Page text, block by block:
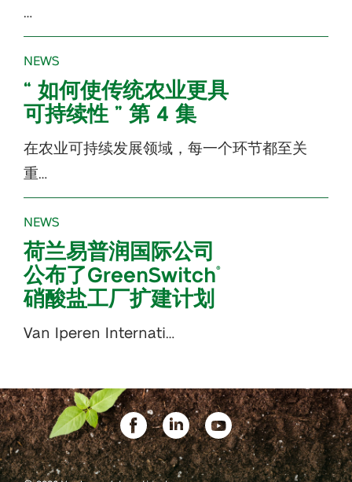
NEWS
“ 如何使传统农业更具
可持续性 ” 第 4 集
在农业可持续发展领域，每一个环节都至关
重…
NEWS
荷兰易普润国际公司
公布了GreenSwitch®
硝酸盐工厂扩建计划
Van Iperen Internati…